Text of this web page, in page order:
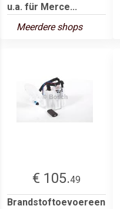
u.a. für Merce...
Meerdere shops
€ 105.49
Brandstoftoevoereen